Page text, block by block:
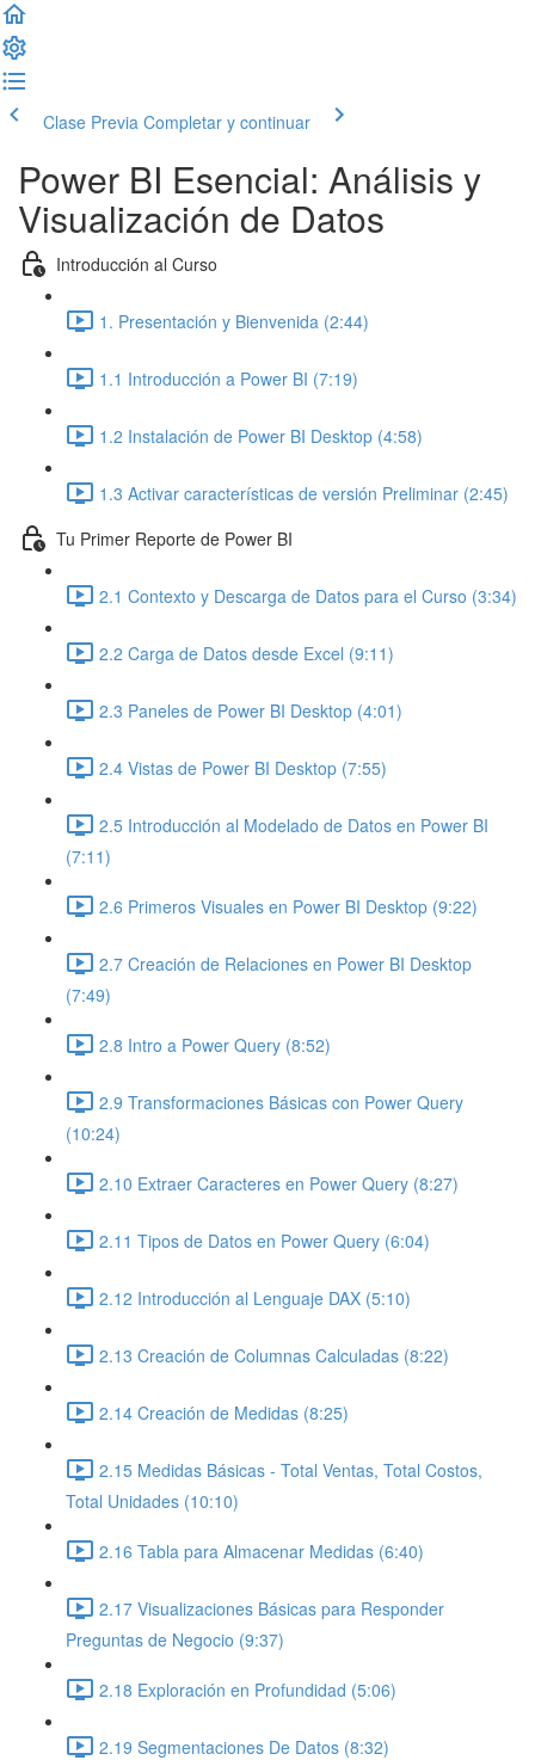
Clase Previa Completar y continuar
Power BI Esencial: Análisis y
Visualización de Datos
Introducción al Curso
1. Presentación y Bienvenida (2:44)
1.1 Introducción a Power BI (7:19)
1.2 Instalación de Power BI Desktop (4:58)
1.3 Activar características de versión Preliminar (2:45)
Tu Primer Reporte de Power BI
2.1 Contexto y Descarga de Datos para el Curso (3:34)
2.2 Carga de Datos desde Excel (9:11)
2.3 Paneles de Power BI Desktop (4:01)
2.4 Vistas de Power BI Desktop (7:55)
2.5 Introducción al Modelado de Datos en Power BI
(7:11)
2.6 Primeros Visuales en Power BI Desktop (9:22)
2.7 Creación de Relaciones en Power BI Desktop
(7:49)
2.8 Intro a Power Query (8:52)
2.9 Transformaciones Básicas con Power Query
(10:24)
2.10 Extraer Caracteres en Power Query (8:27)
2.11 Tipos de Datos en Power Query (6:04)
2.12 Introducción al Lenguaje DAX (5:10)
2.13 Creación de Columnas Calculadas (8:22)
2.14 Creación de Medidas (8:25)
2.15 Medidas Básicas - Total Ventas, Total Costos,
Total Unidades (10:10)
2.16 Tabla para Almacenar Medidas (6:40)
2.17 Visualizaciones Básicas para Responder
Preguntas de Negocio (9:37)
2.18 Exploración en Profundidad (5:06)
2.19 Segmentaciones De Datos (8:32)